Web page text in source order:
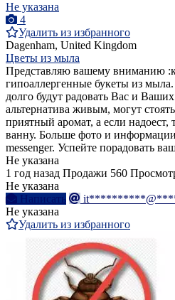
Не указана
4
Удалить из избранного
Dagenham, United Kingdom
Цветы из мыла
Представляю вашему вниманию
гипоаллергенные букеты из
долго будут радовать Вас и
альтернатива живым, могут
приятный аромат, а если
ванну. Больше фото и
messenger. Успейте порадовать
Не указана
1 год назад Продажи 560
Не указана
Написать
Не указана
Удалить из избранного